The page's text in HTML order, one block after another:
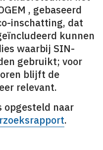
, gebaseerd
inschatting, dat
kunnen
waarbij SIN-
gebruikt; voor
blijft de
relevant.
opgesteld naar
.